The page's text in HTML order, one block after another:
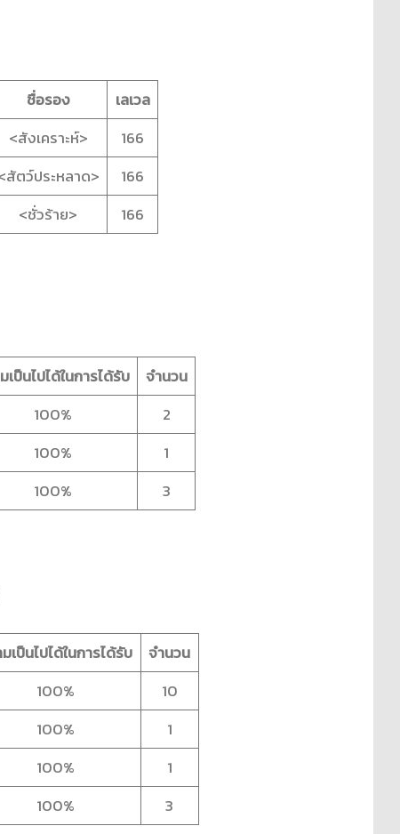
ชื่อรอง
เลเวล
<สังเคราะห์>
166
สัตว์ประหลาด>
166
<ชั่วร้าย> 166
เป็นไปได้ในการได้รับ
จำนวน
100%
2
100%
1
100% 3
เป็นไปได้ในการได้รับ
จำนวน
100%
10
100%
1
100%
1
100% 3